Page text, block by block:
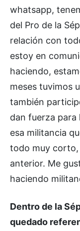
whatsapp,
del Pro de la
relación con
estoy en
haciendo,
meses tuvimos
también
dan fuerza para
esa militancia
todo muy corto,
anterior. Me
haciendo
Dentro de la
quedado